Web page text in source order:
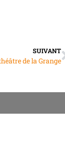
SUIVANT
de la Grange